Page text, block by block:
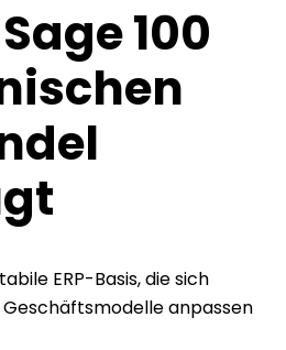
100
ERP-Basis, die sich
anpassen